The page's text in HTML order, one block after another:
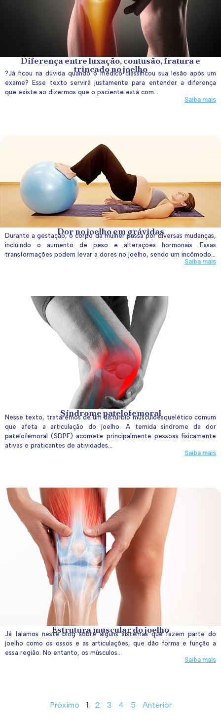
Diferença entre luxação, contusão, fratura e
trincado no joelho
?Já ficou na dúvida quando o médico classificou sua lesão após um
exame? Esse texto servirá justamente para entender a diferença
que existe ao dizermos que o paciente está com...
Saiba mais
Dor no joelho em grávidas
Durante a gestação, o corpo da mulher passa por diversas mudanças,
incluindo o aumento de peso e alterações hormonais. Essas
transformações podem levar a dores no joelho, sendo um incômodo...
Saiba mais
Síndrome patelofemoral
Nesse texto, trataremos de um distúrbio musculoesquelético comum
que afeta a articulação do joelho. A temida síndrome da dor
patelofemoral (SDPF) acomete principalmente pessoas fisicamente
ativas e praticantes de atividades...
Saiba mais
Estrutura muscular do joelho
Já falamos neste blog sobre alguns sistemas que fazem parte do
joelho como os ossos e as articulações, que dão forma e função a
essa região. No entanto, os músculos...
Saiba mais
Próximo 1 2 3 4 5 Anterior